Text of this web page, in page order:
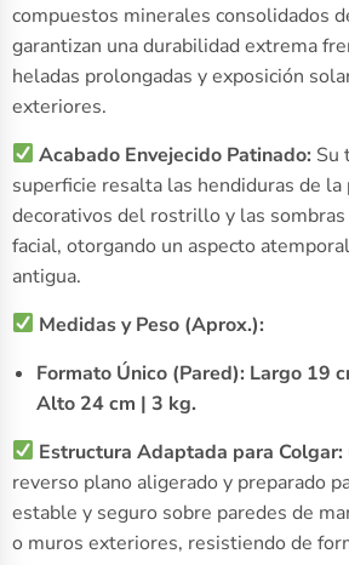
compuestos minerales consolidados
garantizan una durabilidad extrema
heladas prolongadas y exposición
exteriores.
Acabado Envejecido Patinado: Su
superficie resalta las hendiduras de
decorativos del rostrillo y las
facial, otorgando un aspecto
antigua.
Medidas y Peso (Aprox.):
Formato Único (Pared): Largo 19
Alto 24 cm | 3 kg.
Estructura Adaptada para Colgar:
reverso plano aligerado y preparado
estable y seguro sobre paredes de
o muros exteriores, resistiendo de